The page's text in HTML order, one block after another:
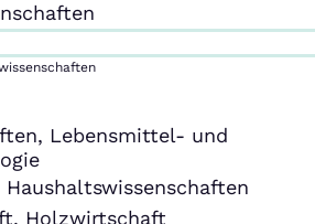
Lebensmittel- und
Holzwirtschaft